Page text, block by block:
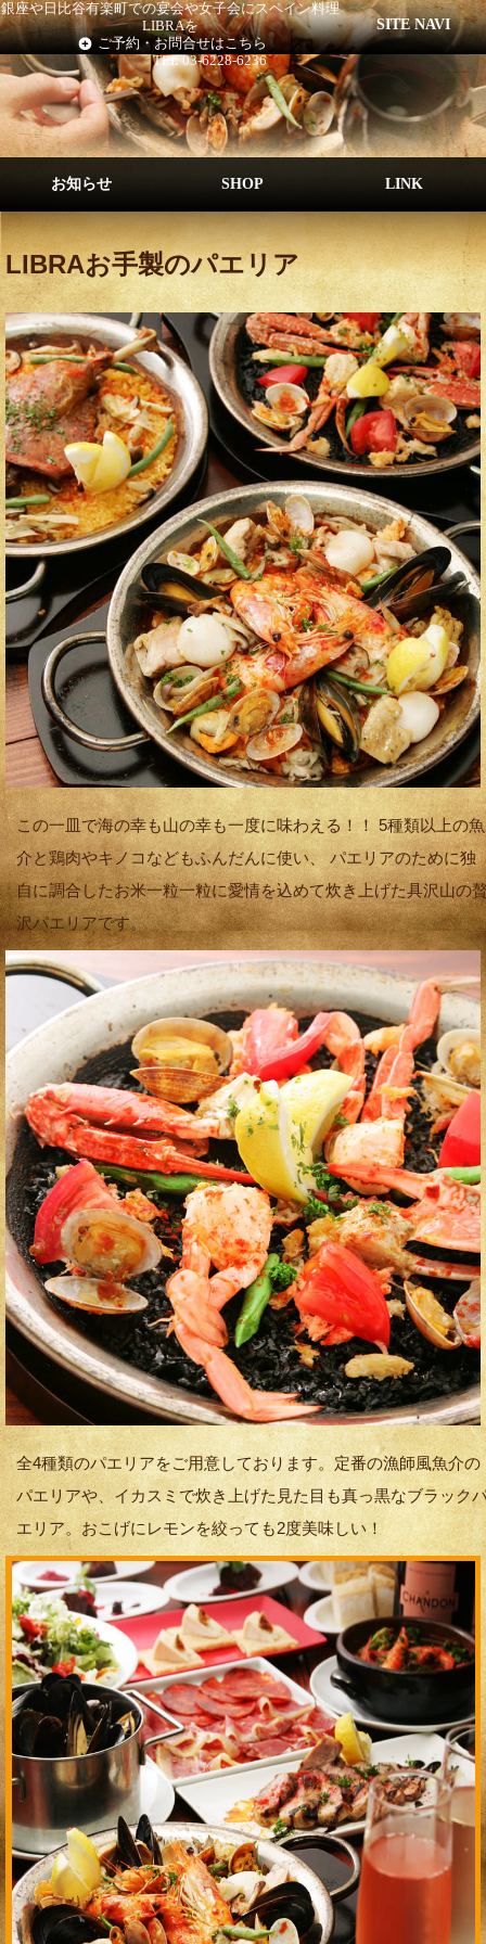
銀座や日比谷有楽町での宴会や女子会にスペイン料理
LIBRAを
ご予約・お問合せはこちら
TEL 03-6228-6236
SITE NAVI
お知らせ SHOP LINK
LIBRAお手製のパエリア
この一皿で海の幸も山の幸も一度に味わえる！！ 5種類以上の魚
介と鶏肉やキノコなどもふんだんに使い、 パエリアのために独
自に調合したお米一粒一粒に愛情を込めて炊き上げた具沢山の
沢パエリアです。
全4種類のパエリアをご用意しております。定番の漁師風魚介の
パエリアや、イカスミで炊き上げた見た目も真っ黒なブラック
エリア。おこげにレモンを絞っても2度美味しい！